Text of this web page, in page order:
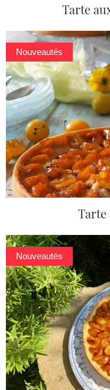
Tarte
Nouveautés
Tarte
Nouveautés